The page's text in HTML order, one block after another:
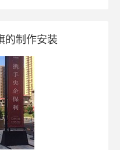
的制作安装